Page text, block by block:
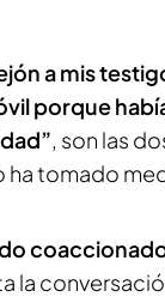
a mis
porque
, son las
ha tomado
la